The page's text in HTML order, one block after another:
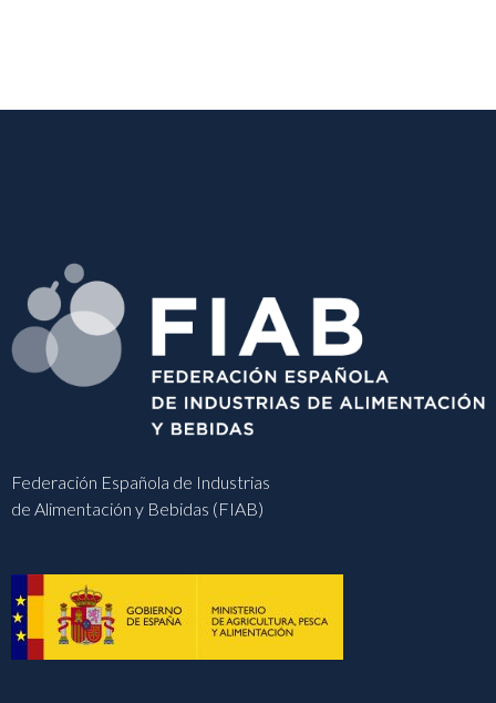
Federación Española de Industrias
de Alimentación y Bebidas (FIAB)